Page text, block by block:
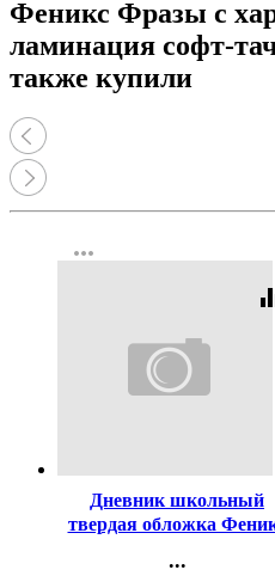
Феникс Фразы с
ламинация софт-
также купили
more_horiz
Дневник школьный
твердая обложка
ламинация арт.72733
...